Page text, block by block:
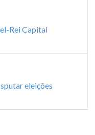
Rei Capital
eleições